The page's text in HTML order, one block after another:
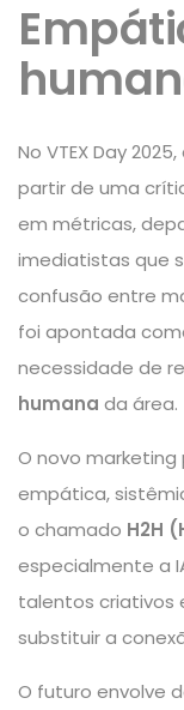
No VTEX Day
partir de uma
em métricas,
imediatistas que
confusão entre
foi apontada
necessidade de
humana da área.
O novo
empática,
o chamado H2H
especialmente a
talentos criativos
substituir a
O futuro envolve